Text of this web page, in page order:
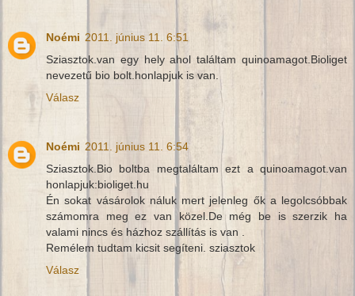
Noémi 2011. június 11. 6:51
Sziasztok.van egy hely ahol találtam quinoamagot.Bioliget
nevezetű bio bolt.honlapjuk is van.
Válasz
Noémi 2011. június 11. 6:54
Sziasztok.Bio boltba megtaláltam ezt a quinoamagot.van
honlapjuk:bioliget.hu
Én sokat vásárolok náluk mert jelenleg ők a legolcsóbbak
számomra meg ez van közel.De még be is szerzik ha
valami nincs és házhoz szállítás is van .
Remélem tudtam kicsit segíteni. sziasztok
Válasz